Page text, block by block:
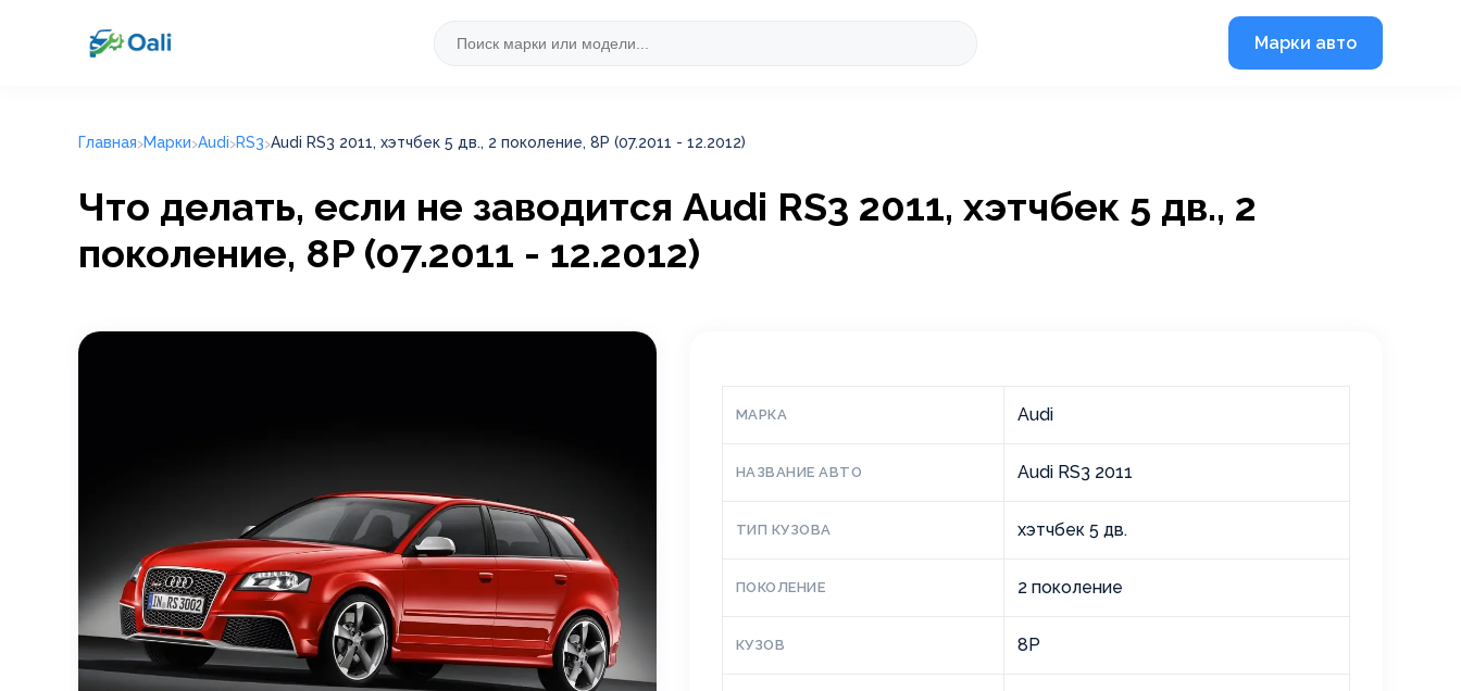
Марки авто
Главная Марки Audi RS3 Audi RS3 2011, хэтчбек 5 дв., 2 поколение, 8P (07.2011 - 12.2012)
Что делать, если не заводится Audi RS3 2011, хэтчбек 5 дв., 2
поколение, 8P (07.2011 - 12.2012)
МАРКА Audi
НАЗВАНИЕ АВТО Audi RS3 2011
ТИП КУЗОВА хэтчбек 5 дв.
ПОКОЛЕНИЕ 2 поколение
КУЗОВ 8P